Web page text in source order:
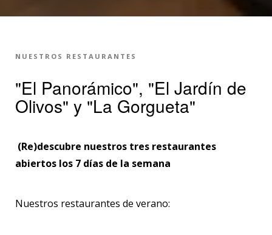
NUESTROS RESTAURANTES
"El Panorámico", "El Jardín de
Olivos" y "La Gorgueta"
(Re)descubre nuestros tres restaurantes
abiertos los 7 días de la semana
Nuestros restaurantes de verano: